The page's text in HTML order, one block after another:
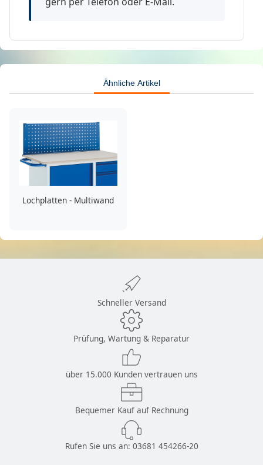
Ähnliche Artikel
Lochplatten - Multiwand
Schneller Versand
Prüfung, Wartung & Reparatur
über 15.000 Kunden vertrauen uns
Bequemer Kauf auf Rechnung
Rufen Sie uns an: 03681 454266-20